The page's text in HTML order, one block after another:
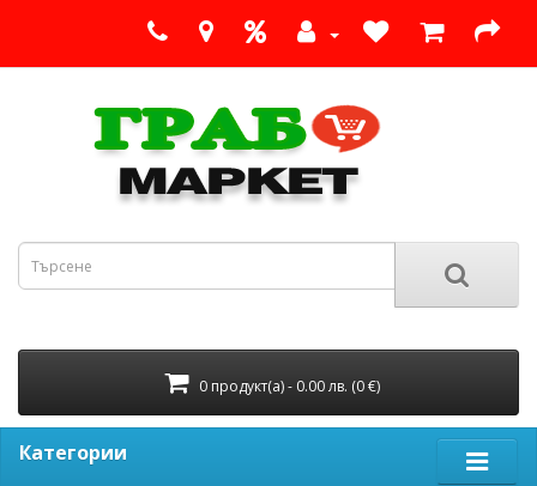
0 продукт(а) - 0.00 лв. (0 €)
Категории